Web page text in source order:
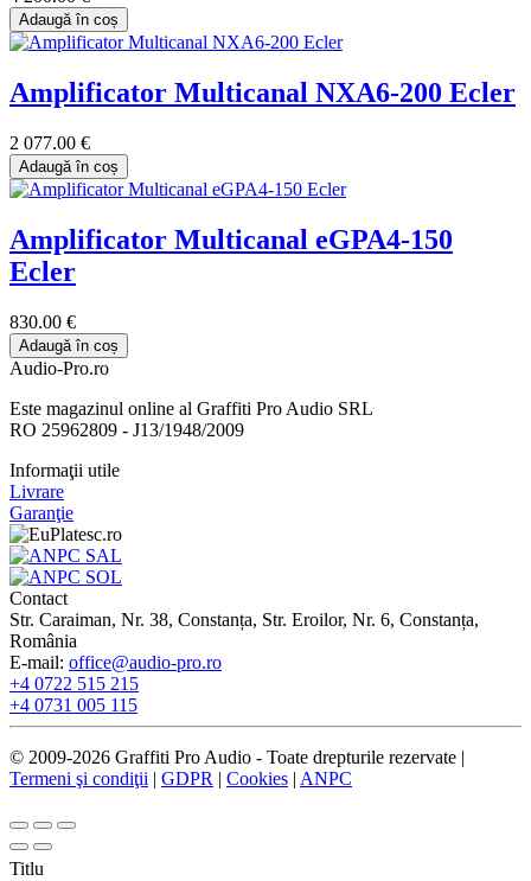
Adaugă în coș
Amplificator Multicanal NXA6-200 Ecler
2 077.00 €
Adaugă în coș
Amplificator Multicanal eGPA4-150
Ecler
830.00 €
Adaugă în coș
Audio-Pro.ro
Este magazinul online al Graffiti Pro Audio SRL
RO 25962809 - J13/1948/2009
Informaţii utile
Livrare
Garanţie
Contact
Str. Caraiman, Nr. 38, Constanța, Str. Eroilor, Nr. 6, Constanța,
România
E-mail: office@audio-pro.ro
+4 0722 515 215
+4 0731 005 115
© 2009-2026 Graffiti Pro Audio - Toate drepturile rezervate |
Termeni şi condiţii | GDPR | Cookies | ANPC
Titlu